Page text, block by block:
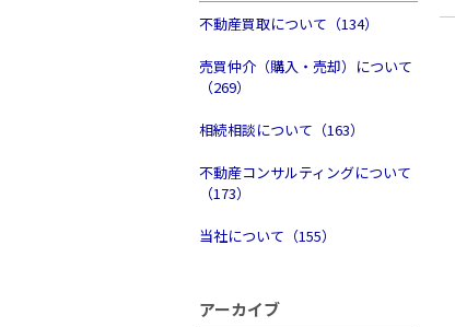
不動産買取について（134）
売買仲介（購入・売却）について
（269）
相続相談について（163）
不動産コンサルティングについて
（173）
当社について（155）
アーカイブ